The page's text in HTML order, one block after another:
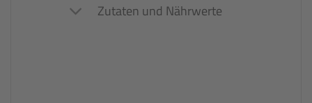
Zutaten und Nährwerte